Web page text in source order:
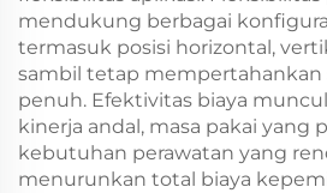
mendukung berbagai
termasuk posisi horizontal,
sambil tetap mempertahankan
penuh. Efektivitas biaya
kinerja andal, masa pakai yang
kebutuhan perawatan yang
menurunkan total biaya